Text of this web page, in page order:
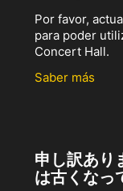
Por favor,
para poder
Concert Hall.
Saber más
申し訳あり
は古くなっ